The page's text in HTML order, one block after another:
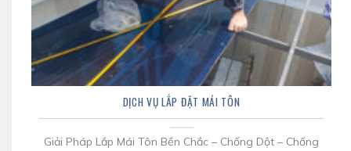
DỊCH VỤ LẮP ĐẶT MÁI TÔN
Giải Pháp Lắp Mái Tôn Bền Chắc – Chống Dột – Chống